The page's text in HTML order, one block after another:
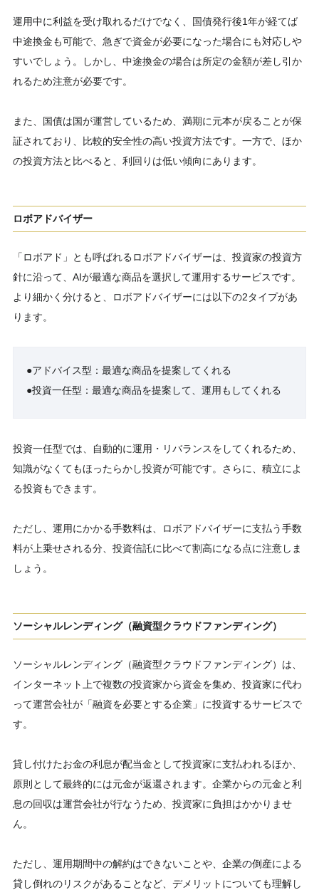
運用中に利益を受け取れるだけでなく、国債発行後1年が経てば
中途換金も可能で、急ぎで資金が必要になった場合にも対応しや
すいでしょう。しかし、中途換金の場合は所定の金額が差し引か
れるため注意が必要です。
また、国債は国が運営しているため、満期に元本が戻ることが保
証されており、比較的安全性の高い投資方法です。一方で、ほか
の投資方法と比べると、利回りは低い傾向にあります。
ロボアドバイザー
「ロボアド」とも呼ばれるロボアドバイザーは、投資家の投資方
針に沿って、AIが最適な商品を選択して運用するサービスです。
より細かく分けると、ロボアドバイザーには以下の2タイプがあ
ります。
●アドバイス型：最適な商品を提案してくれる
●投資一任型：最適な商品を提案して、運用もしてくれる
投資一任型では、自動的に運用・リバランスをしてくれるため、
知識がなくてもほったらかし投資が可能です。さらに、積立によ
る投資もできます。
ただし、運用にかかる手数料は、ロボアドバイザーに支払う手数
料が上乗せされる分、投資信託に比べて割高になる点に注意しま
しょう。
ソーシャルレンディング（融資型クラウドファンディング）
ソーシャルレンディング（融資型クラウドファンディング）は、
インターネット上で複数の投資家から資金を集め、投資家に代わ
って運営会社が「融資を必要とする企業」に投資するサービスで
す。
貸し付けたお金の利息が配当金として投資家に支払われるほか、
原則として最終的には元金が返還されます。企業からの元金と利
息の回収は運営会社が行なうため、投資家に負担はかかりませ
ん。
ただし、運用期間中の解約はできないことや、企業の倒産による
貸し倒れのリスクがあることなど、デメリットについても理解し